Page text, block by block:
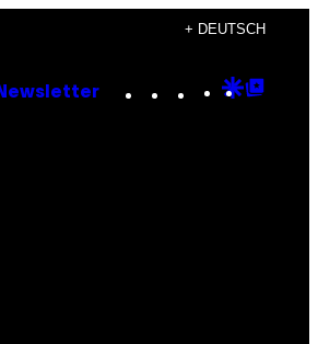
+ DEUTSCH
Instagram
TikTok
YouTube
Google